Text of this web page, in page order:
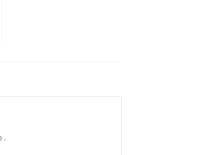
.